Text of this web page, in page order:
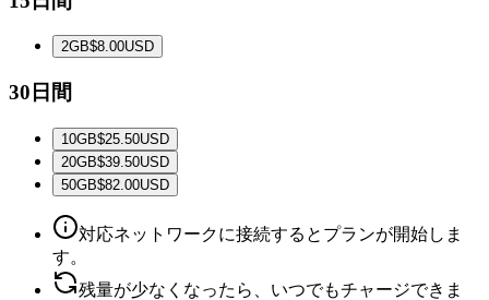
2GB$8.00USD
30日間
10GB$25.50USD
20GB$39.50USD
50GB$82.00USD
対応ネットワークに接続するとプランが開始しま
す。
残量が少なくなったら、いつでもチャージできま